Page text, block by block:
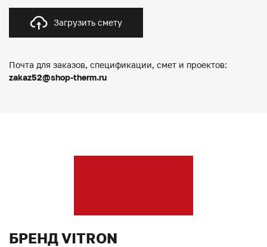
Загрузить смету
Почта для заказов, спецификации, смет и проектов:
zakaz52@shop-therm.ru
БРЕНД VITRON